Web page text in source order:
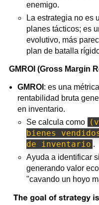
enemigo.
La estrategia no es
planes tácticos; es
evolutivo, más
plan de batalla
GMROI (Gross Margin
GMROI : es una
rentabilidad bruta
en inventario.
Se calcula como
bienes
de inventario .
Ayuda a identificar
generando valor
"cavando un hoyo